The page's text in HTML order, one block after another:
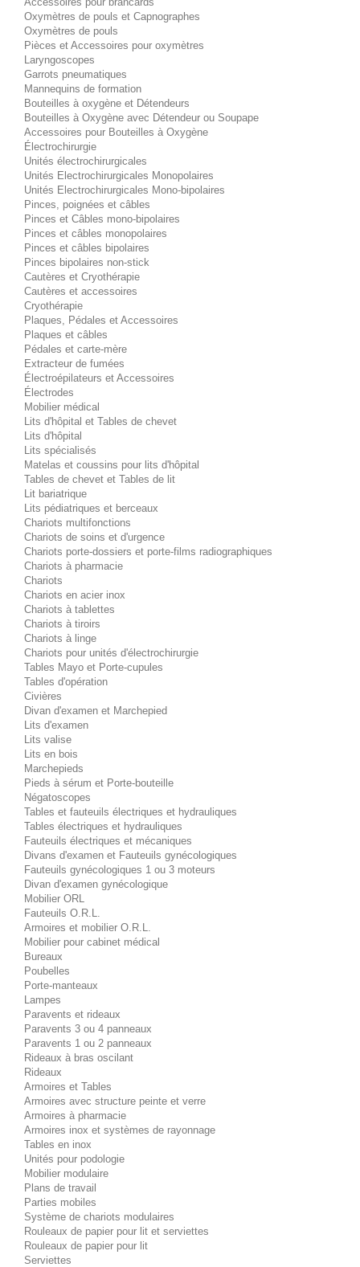
Oxymètres de pouls et Capnographes
Oxymètres de pouls
Pièces et Accessoires pour oxymètres
Laryngoscopes
Garrots pneumatiques
Mannequins de formation
Bouteilles à oxygène et Détendeurs
Bouteilles à Oxygène avec Détendeur ou Soupape
Accessoires pour Bouteilles à Oxygène
Électrochirurgie
Unités électrochirurgicales
Unités Electrochirurgicales Monopolaires
Unités Electrochirurgicales Mono-bipolaires
Pinces, poignées et câbles
Pinces et Câbles mono-bipolaires
Pinces et câbles monopolaires
Pinces et câbles bipolaires
Pinces bipolaires non-stick
Cautères et Cryothérapie
Cautères et accessoires
Cryothérapie
Plaques, Pédales et Accessoires
Plaques et câbles
Pédales et carte-mère
Extracteur de fumées
Électroépilateurs et Accessoires
Électrodes
Mobilier médical
Lits d'hôpital et Tables de chevet
Lits d'hôpital
Lits spécialisés
Matelas et coussins pour lits d'hôpital
Tables de chevet et Tables de lit
Lit bariatrique
Lits pédiatriques et berceaux
Chariots multifonctions
Chariots de soins et d'urgence
Chariots porte-dossiers et porte-films radiographiques
Chariots à pharmacie
Chariots
Chariots en acier inox
Chariots à tablettes
Chariots à tiroirs
Chariots à linge
Chariots pour unités d'électrochirurgie
Tables Mayo et Porte-cupules
Tables d'opération
Civières
Divan d'examen et Marchepied
Lits d'examen
Lits valise
Lits en bois
Marchepieds
Pieds à sérum et Porte-bouteille
Négatoscopes
Tables et fauteuils électriques et hydrauliques
Tables électriques et hydrauliques
Fauteuils électriques et mécaniques
Divans d'examen et Fauteuils gynécologiques
Fauteuils gynécologiques 1 ou 3 moteurs
Divan d'examen gynécologique
Mobilier ORL
Fauteuils O.R.L.
Armoires et mobilier O.R.L.
Mobilier pour cabinet médical
Bureaux
Poubelles
Porte-manteaux
Lampes
Paravents et rideaux
Paravents 3 ou 4 panneaux
Paravents 1 ou 2 panneaux
Rideaux à bras oscilant
Rideaux
Armoires et Tables
Armoires avec structure peinte et verre
Armoires à pharmacie
Armoires inox et systèmes de rayonnage
Tables en inox
Unités pour podologie
Mobilier modulaire
Plans de travail
Parties mobiles
Système de chariots modulaires
Rouleaux de papier pour lit et serviettes
Rouleaux de papier pour lit
Serviettes